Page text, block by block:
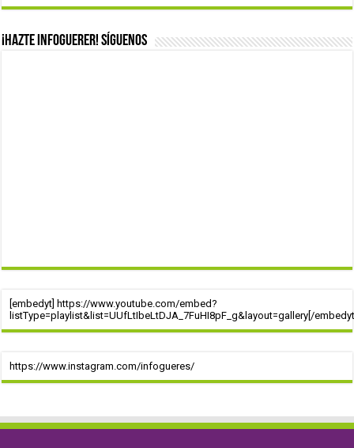
¡Hazte infoguerer! Síguenos
[embedyt] https://www.youtube.com/embed?
listType=playlist&list=UUfLtIbeLtDJA_7FuHI8pF_g&layout=gallery[/
https://www.instagram.com/infogueres/